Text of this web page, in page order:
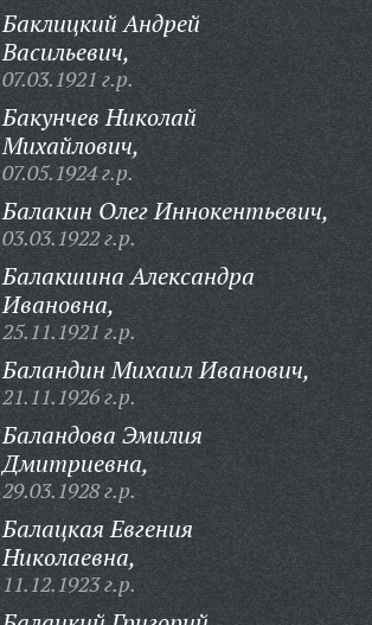
Баклицкий Андрей
Васильевич,
07.03.1921 г.р.
Бакунчев Николай
Михайлович,
07.05.1924 г.р.
Балакин Олег Иннокентьевич,
03.03.1922 г.р.
Балакшина Александра
Ивановна,
25.11.1921 г.р.
Баландин Михаил Иванович,
21.11.1926 г.р.
Баландова Эмилия
Дмитриевна,
29.03.1928 г.р.
Балацкая Евгения
Николаевна,
11.12.1923 г.р.